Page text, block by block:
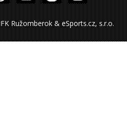
Ružomberok & eSports.cz, s.r.o.